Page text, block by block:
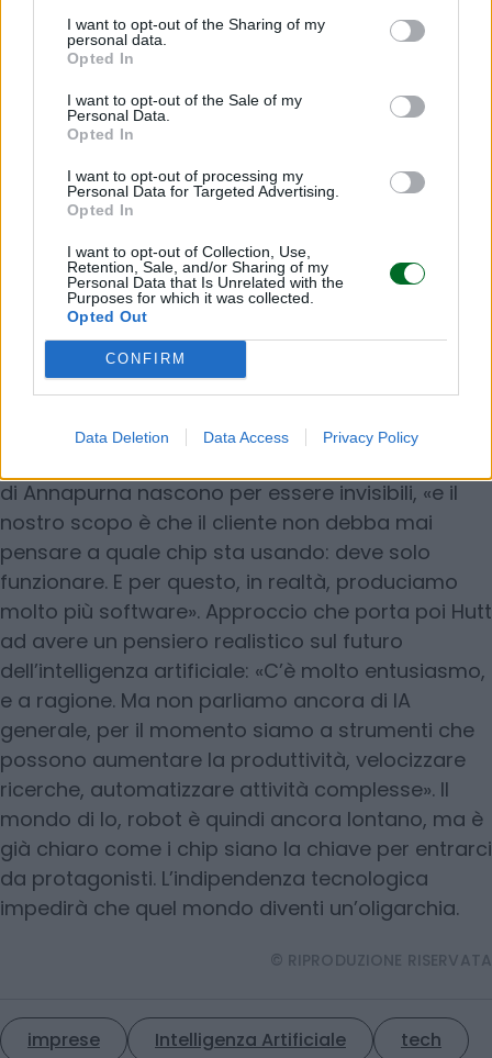
I want to opt-out of the Sharing of my
personal data.
Opted In
I want to opt-out of the Sale of my
Personal Data.
Opted In
I want to opt-out of processing my
Personal Data for Targeted Advertising.
Opted In
I want to opt-out of Collection, Use,
Retention, Sale, and/or Sharing of my
Personal Data that Is Unrelated with the
Purposes for which it was collected.
Opted Out
CONFIRM
Data Deletion Data Access Privacy Policy
Come detto, progettare chip oggi non è solo una
questione tecnologica, ma anche geopolitica.
Con le tensioni tra Stati Uniti e Cina, le restrizioni
all’export e la guerra in Ucraina, la filiera globale
dei semiconduttori è sempre più fragile.
Annapurna non vuole dipendere da un solo Paese
e neppure da un solo fornitore, e per questo –
oltre ai tre Lab tra Israele e Nord America – si
appoggia a diversi partner produttivi: «Abbiamo
ridondanze ovunque, perché ogni singolo chip
conta. E dobbiamo essere pronti a ogni scenario.
L’innovazione non si può fermare per un conflitto
o un embargo».
di Annapurna nascono per essere invisibili, «e il
nostro scopo è che il cliente non debba mai
pensare a quale chip sta usando: deve solo
funzionare. E per questo, in realtà, produciamo
molto più software». Approccio che porta poi Hutt
ad avere un pensiero realistico sul futuro
dell’intelligenza artificiale: «C’è molto entusiasmo,
e a ragione. Ma non parliamo ancora di IA
generale, per il momento siamo a strumenti che
possono aumentare la produttività, velocizzare
ricerche, automatizzare attività complesse». Il
mondo di Io, robot è quindi ancora lontano, ma è
già chiaro come i chip siano la chiave per entrarci
da protagonisti. L’indipendenza tecnologica
impedirà che quel mondo diventi un’oligarchia.
© RIPRODUZIONE RISERVATA
imprese Intelligenza Artificiale tech